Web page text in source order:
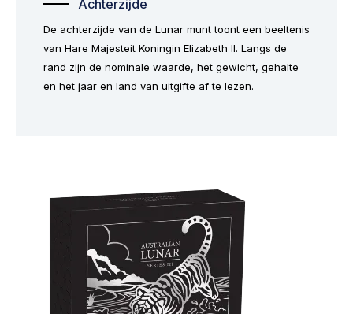
Achterzijde
De achterzijde van de Lunar munt toont een beeltenis
van Hare Majesteit Koningin Elizabeth II. Langs de
rand zijn de nominale waarde, het gewicht, gehalte
en het jaar en land van uitgifte af te lezen.